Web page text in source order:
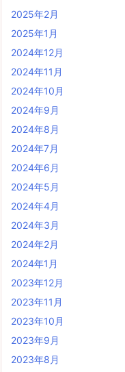
2025年2月
2025年1月
2024年12月
2024年11月
2024年10月
2024年9月
2024年8月
2024年7月
2024年6月
2024年5月
2024年4月
2024年3月
2024年2月
2024年1月
2023年12月
2023年11月
2023年10月
2023年9月
2023年8月